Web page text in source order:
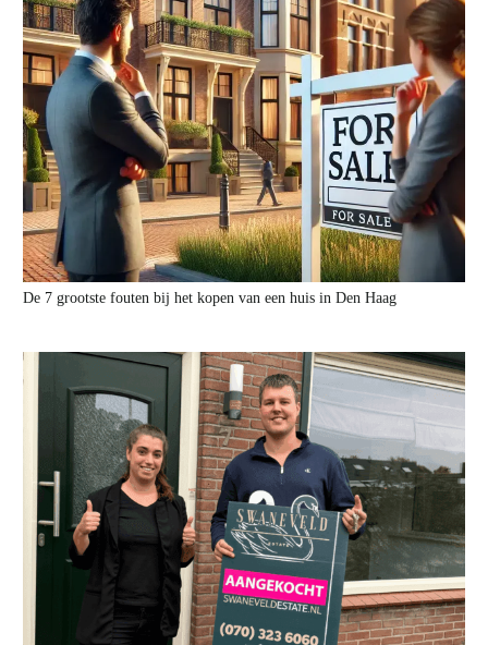
De 7 grootste fouten bij het kopen van een huis in Den Haag